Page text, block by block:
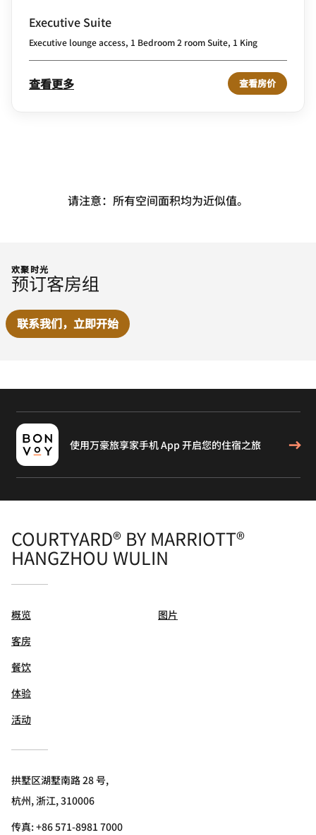
Executive Suite
Executive lounge access, 1 Bedroom 2 room Suite, 1 King
查看更多 查看房价
请注意：所有空间面积均为近似值。
欢聚时光
预订客房组
联系我们，立即开始
使用万豪旅享家手机 App 开启您的住宿之旅
COURTYARD® BY MARRIOTT®
HANGZHOU WULIN
概览
客房
餐饮
体验
活动
图片
拱墅区湖墅南路 28 号,
杭州, 浙江, 310006
传真:+86 571-8981 7000